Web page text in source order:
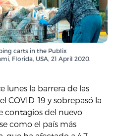
carts in the Publix
Florida, USA, 21 April 2020.
lunes la barrera de las
COVID-19 y sobrepasó la
contagios del nuevo
como el país más